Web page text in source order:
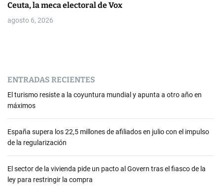
a
d
Ceuta, la meca electoral de Vox
agosto 6, 2026
ENTRADAS RECIENTES
El turismo resiste a la coyuntura mundial y apunta a otro año en
máximos
España supera los 22,5 millones de afiliados en julio con el impulso
de la regularización
El sector de la vivienda pide un pacto al Govern tras el fiasco de la
ley para restringir la compra